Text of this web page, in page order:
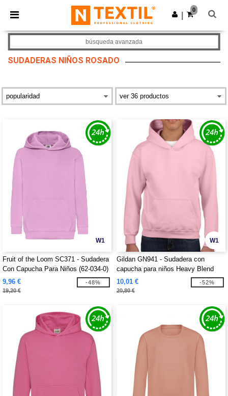
× App de Ntextil
¡Mejores precios en app!
Descargar app
0
SUDADERAS NIÑOS ROSADO
búsqueda avanzada
W1
Fruit of the Loom SC371 - Sudadera
Con Capucha Para Niños (62-034-0)
9,96 €
19,20 €
-48%
W1
Gildan GN941 - Sudadera con
capucha para niños Heavy Blend
10,01 €
20,80 €
-52%